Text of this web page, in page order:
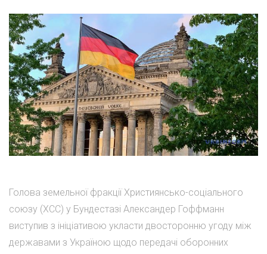
Голова земельної фракції Християнсько-соціального
союзу (ХСС) у Бундестазі Александер Гоффманн
виступив з ініціативою укласти двосторонню угоду між
державами з Україною щодо передачі оборонних